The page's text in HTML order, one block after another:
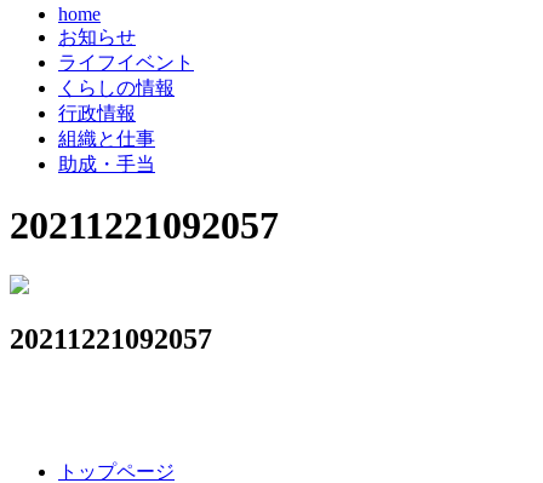
home
お知らせ
ライフイベント
くらしの情報
行政情報
組織と仕事
助成・手当
20211221092057
20211221092057
トップページ